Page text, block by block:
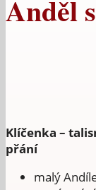
Anděl
Klíčenka –
přání
malý